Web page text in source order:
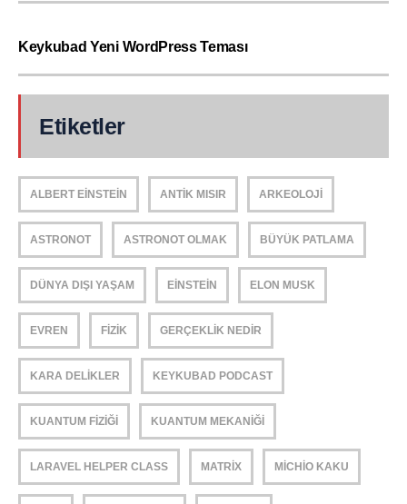
Keykubad Yeni WordPress Teması
Etiketler
ALBERT EINSTEIN ANTIK MISIR ARKEOLOJI
ASTRONOT ASTRONOT OLMAK BÜYÜK PATLAMA
DÜNYA DIŞI YAŞAM EINSTEIN ELON MUSK
EVREN FIZIK GERÇEKLIK NEDIR
KARA DELIKLER KEYKUBAD PODCAST
KUANTUM FIZIĞI KUANTUM MEKANIĞI
LARAVEL HELPER CLASS MATRIX MICHIO KAKU